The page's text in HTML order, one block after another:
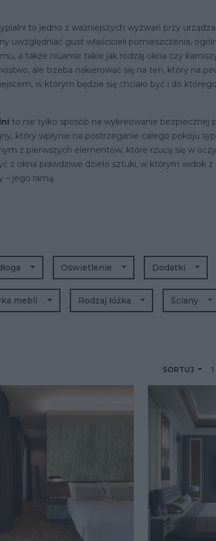
to jedno z ważniejszych wyzwań przy
uwzględniać gust właścicieli pomieszczenia,
a także niuanse takie jak rodzaj okna czy
ale trzeba nakierować się na ten, który na
w którym będzie się chciało być i do
to nie tylko sposób na wykreowanie bezpiecznej
który wpłynie na postrzeganie całego pokoju
z pierwszych elementów, które rzucą się w
z okna prawdziwe dzieło sztuki, w którym widok z
– jego ramą.
SORTUJ 1
Oświetlenie Dodatki
mebli Rodzaj łóżka Ściany